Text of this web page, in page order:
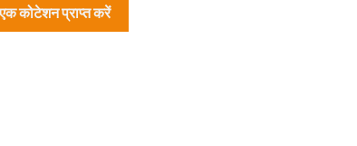
एक कोटेशन प्राप्त करें